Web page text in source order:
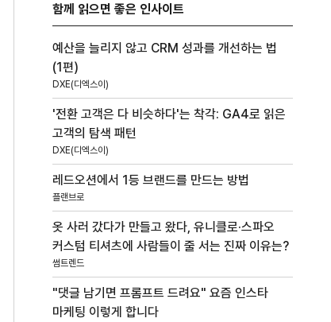
함께 읽으면 좋은 인사이트
예산을 늘리지 않고 CRM 성과를 개선하는 법
(1편)
DXE(디엑스이)
'전환 고객은 다 비슷하다'는 착각: GA4로 읽은
고객의 탐색 패턴
DXE(디엑스이)
레드오션에서 1등 브랜드를 만드는 방법
플랜브로
옷 사러 갔다가 만들고 왔다, 유니클로·스파오
커스텀 티셔츠에 사람들이 줄 서는 진짜 이유는?
썸트렌드
"댓글 남기면 프롬프트 드려요" 요즘 인스타
마케팅 이렇게 합니다